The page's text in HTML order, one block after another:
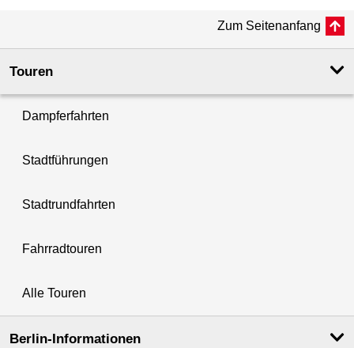
Zum Seitenanfang
Touren
Dampferfahrten
Stadtführungen
Stadtrundfahrten
Fahrradtouren
Alle Touren
Berlin-Informationen